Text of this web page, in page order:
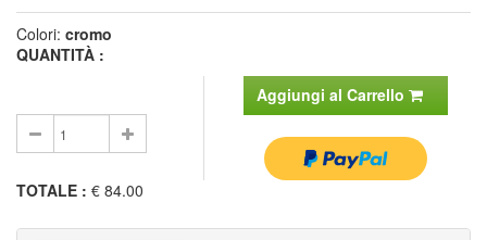
Colori: cromo
QUANTITÀ :
Aggiungi al Carrello
TOTALE : € 84.00